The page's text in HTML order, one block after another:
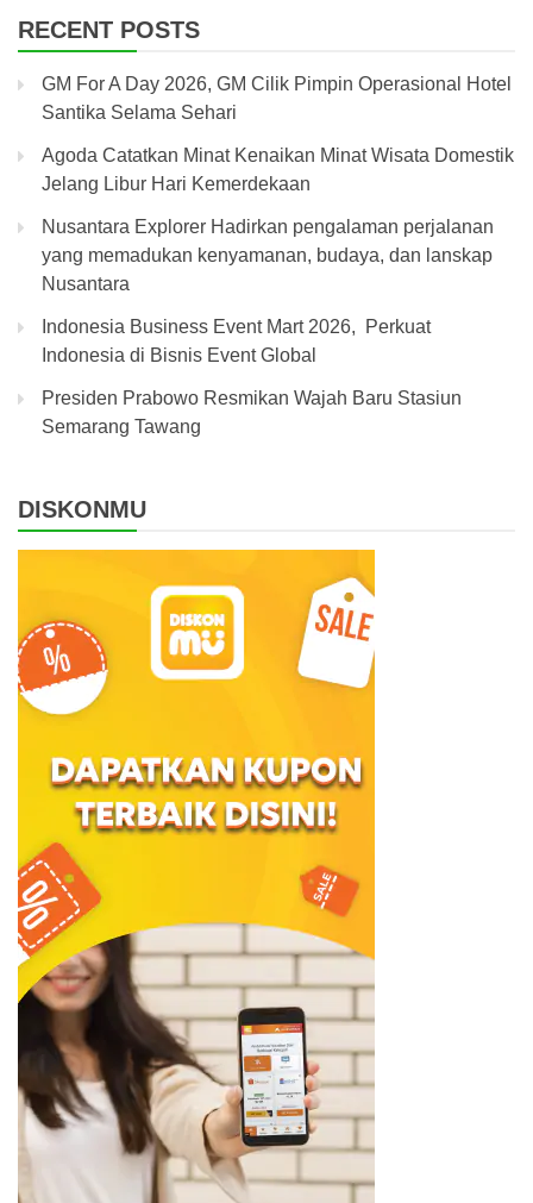
RECENT POSTS
GM For A Day 2026, GM Cilik Pimpin Operasional Hotel
Santika Selama Sehari
Agoda Catatkan Minat Kenaikan Minat Wisata Domestik
Jelang Libur Hari Kemerdekaan
Nusantara Explorer Hadirkan pengalaman perjalanan
yang memadukan kenyamanan, budaya, dan lanskap
Nusantara
Indonesia Business Event Mart 2026, Perkuat
Indonesia di Bisnis Event Global
Presiden Prabowo Resmikan Wajah Baru Stasiun
Semarang Tawang
DISKONMU